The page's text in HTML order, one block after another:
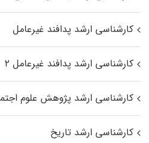
کارشناسی ارشد پدافند غیرعامل
کارشناسی ارشد پدافند غیرعامل ۲
کارشناسی ارشد پژوهش علوم
کارشناسی ارشد تاریخ